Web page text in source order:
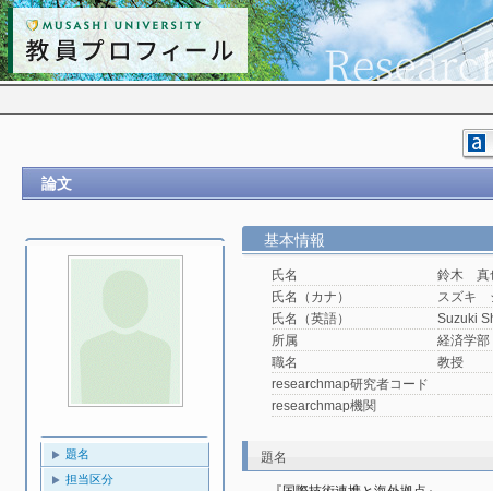
論文
題名
担当区分
基本情報
氏名
鈴木 真
氏名（カナ）
スズキ
氏名（英語）
Suzuki
所属
経済学
職名
教授
researchmap研究者コード
researchmap機関
題名